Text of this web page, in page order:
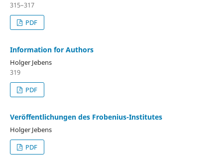
315–317
PDF
Information for Authors
Holger Jebens
319
PDF
Veröffentlichungen des Frobenius-Institutes
Holger Jebens
PDF